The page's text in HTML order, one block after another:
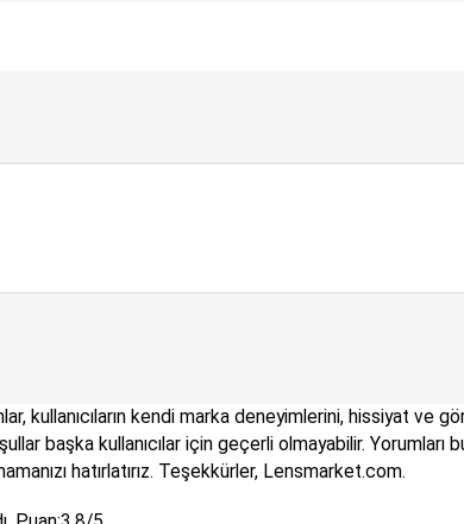
kullanıcıların kendi marka deneyimlerini, hissiyat
başka kullanıcılar için geçerli olmayabilir.
hatırlatırız. Teşekkürler, Lensmarket.com.